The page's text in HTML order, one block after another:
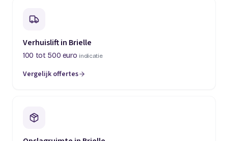
Verhuislift in Brielle
100 tot 500 euro indicatie
Vergelijk offertes